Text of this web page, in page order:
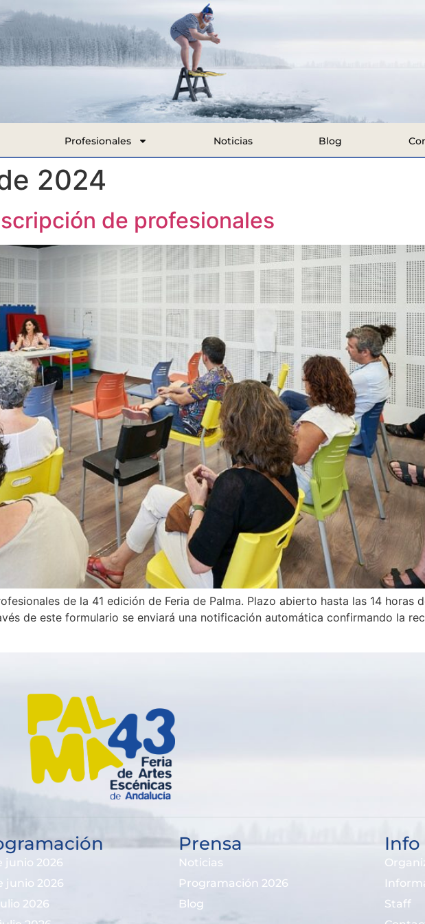
Profesionales Noticias Blog
2024
de profesionales
de la 41 edición de Feria de Palma. Plazo abierto hasta las 14 horas
de este formulario se enviará una notificación automática confirmando la
junio 2026
junio 2026
2026
Prensa
Noticias
Programación 2026
Blog
Info
Staff